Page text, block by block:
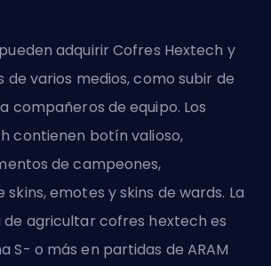
adquirir Cofres Hextech y
de varios medios, como subir de
compañeros de equipo. Los
contienen botín valioso,
de campeones,
emotes y skins de wards. La
agricultar cofres hextech es
S- o más en partidas de ARAM